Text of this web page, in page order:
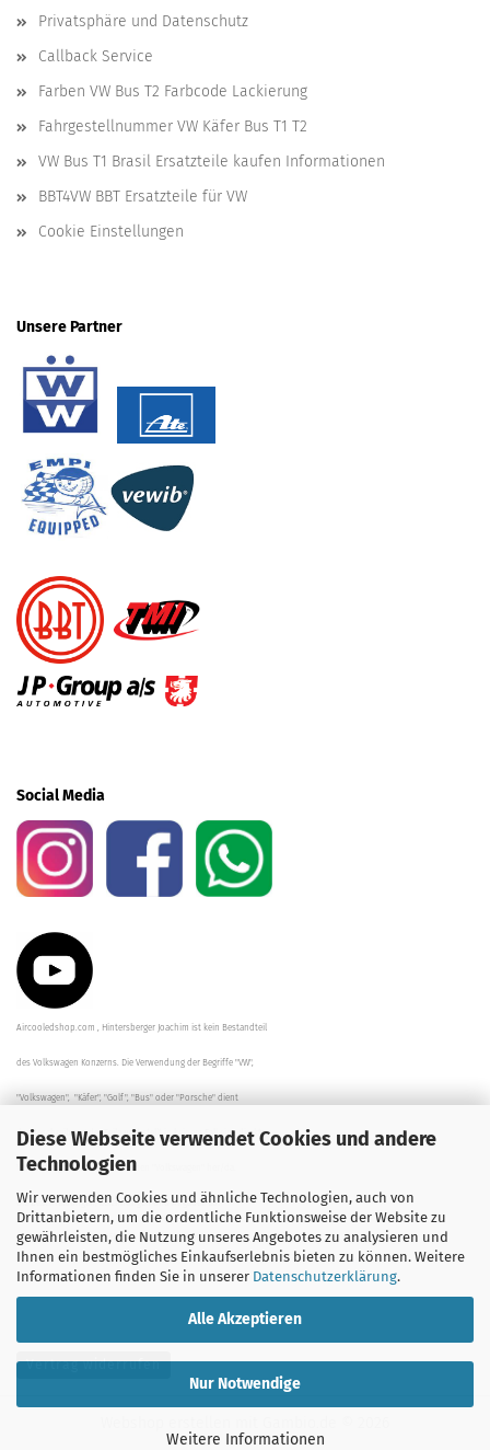
Diese Webseite verwendet Cookies und andere
Technologien
Wir verwenden Cookies und ähnliche Technologien, auch von
Drittanbietern, um die ordentliche Funktionsweise der Website zu
gewährleisten, die Nutzung unseres Angebotes zu analysieren und
Ihnen ein bestmögliches Einkaufserlebnis bieten zu können. Weitere
Informationen finden Sie in unserer Datenschutzerklärung.
Alle Akzeptieren
Nur Notwendige
Weitere Informationen
Privatsphäre und Datenschutz
Callback Service
Farben VW Bus T2 Farbcode Lackierung
Fahrgestellnummer VW Käfer Bus T1 T2
VW Bus T1 Brasil Ersatzteile kaufen Informationen
BBT4VW BBT Ersatzteile für VW
Cookie Einstellungen
Unsere Partner
Social Media
Aircooledshop.com , Hintersberger Joachim ist kein Bestandteil
des Volkswagen Konzerns. Die Verwendung der Begriffe "VW",
"Volkswagen", "Käfer", "Golf", "Bus" oder "Porsche" dient
der Beschreibung der Teile und stellt in keinem Fall eine direkte
Verbindung zu dem Unternehmen "Volkswagen" her/da.
Die Beschreibungen, Zeichnungen und Angaben zur
Verwendung sind sorgfältig überprüft worden.
Vertrag widerrufen